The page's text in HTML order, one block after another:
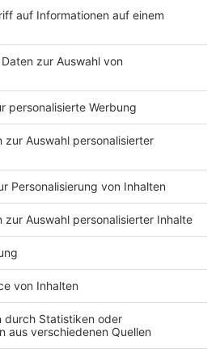
Artikel gemerkt
einem
Kontakt
Studio-Hotline
Newsletter